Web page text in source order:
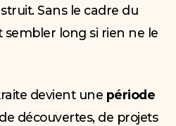
Sans le cadre du
sembler long si rien ne le
devient une période
découvertes, de projets